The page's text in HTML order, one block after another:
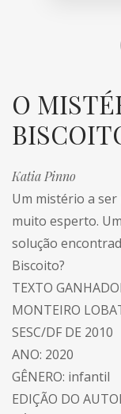
O
Katia Pinno
Um mistério a
muito esperto.
solução
Biscoito?
TEXTO
MONTEIRO
SESC/DF DE 2010
ANO: 2020
GÊNERO: infantil
EDIÇÃO DO